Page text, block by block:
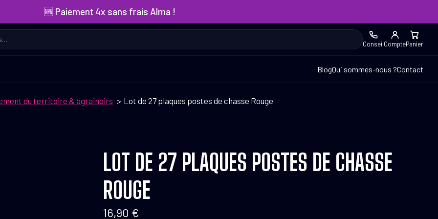
🆕 Paiement 4x sans frais Alma !
ConseilComptePanier
BlogQui sommes-nous ?Contact
du territoire & agrainoirs Lot de 27 plaques postes de chasse Rouge
LOT DE 27 PLAQUES POSTES DE CHASSE
ROUGE
16,90 €